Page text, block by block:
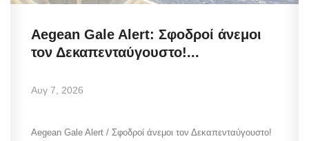
Aegean Gale Alert: Σφοδροί άνεμοι
τον Δεκαπενταύγουστο!...
Αυγ 7, 2026
Aegean Gale Alert / Σφοδροί άνεμοι τον Δεκαπενταύγουστο!